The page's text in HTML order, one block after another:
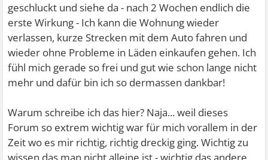
geschluckt und siehe da - nach 2 Wochen endlich die
erste Wirkung - Ich kann die Wohnung wieder
verlassen, kurze Strecken mit dem Auto fahren und
wieder ohne Probleme in Läden einkaufen gehen. Ich
fühl mich gerade so frei und gut wie schon lange nicht
mehr und dafür bin ich so dermassen dankbar!
Warum schreibe ich das hier? Naja... weil dieses
Forum so extrem wichtig war für mich vorallem in der
Zeit wo es mir richtig, richtig dreckig ging. Wichtig zu